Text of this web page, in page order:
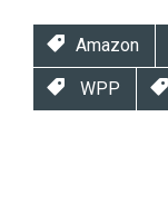
Amazon
WPP